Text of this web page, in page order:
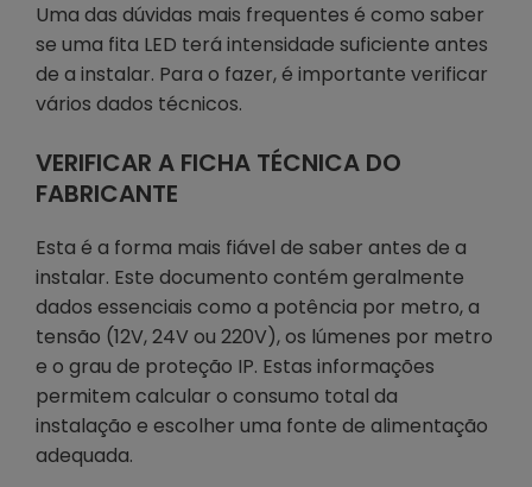
Uma das dúvidas mais frequentes é como saber
se uma fita LED terá intensidade suficiente antes
de a instalar. Para o fazer, é importante verificar
vários dados técnicos.
VERIFICAR A FICHA TÉCNICA DO
FABRICANTE
Esta é a forma mais fiável de saber antes de a
instalar. Este documento contém geralmente
dados essenciais como a potência por metro, a
tensão (12V, 24V ou 220V), os lúmenes por metro
e o grau de proteção IP. Estas informações
permitem calcular o consumo total da
instalação e escolher uma fonte de alimentação
adequada.